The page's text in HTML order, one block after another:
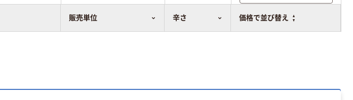
販売単位 辛さ 価格で並び替え比較表に追加